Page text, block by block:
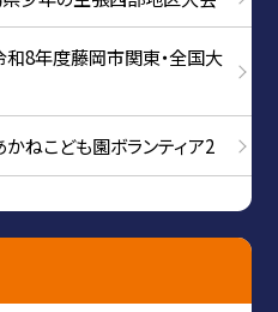
和8年度藤岡市関東・全国大
ねこども園ボランティア2